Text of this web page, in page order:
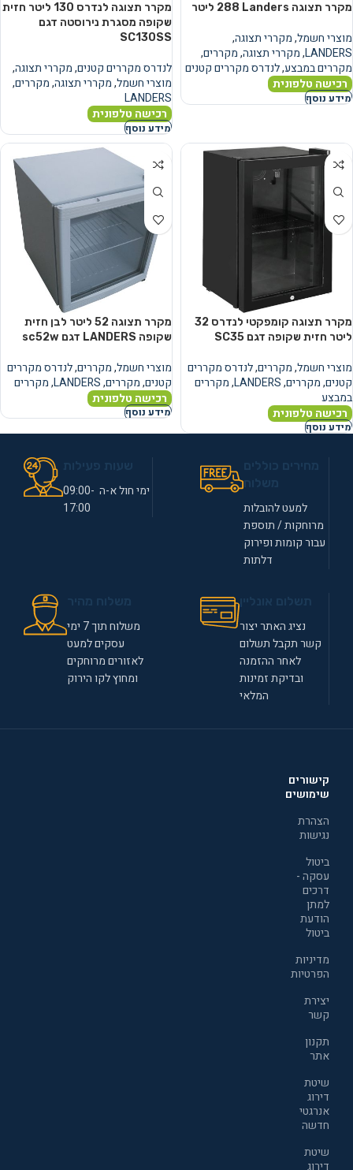
מקרר תצוגה Landers ‏288 ‏ליטר
מוצרי חשמל,מקררי תצוגה,
LANDERS
,מקררי תצוגה,מקררים,
מקררים במבצע,לנדרס מקררים קטנים
רכישה טלפונית
מידע נוסף
מקרר תצוגה לנדרס ‏130 ‏ליטר חזית
שקופה מסגרת נירוסטה דגם
SC130SS
לנדרס מקררים קטנים,מקררי תצוגה,
מוצרי חשמל,מקררי תצוגה,מקררים,
LANDERS
רכישה טלפונית
מידע נוסף
מקרר תצוגה קומפקטי לנדרס ‏32
‏ליטר חזית שקופה דגם SC35
מוצרי חשמל,מקררים,לנדרס מקררים
קטנים,מקררים,
LANDERS
,מקררים
במבצע
רכישה טלפונית
מידע נוסף
מקרר תצוגה ‏52 ‏ליטר לבן חזית
שקופה LANDERS דגם sc52w
מוצרי חשמל,מקררים,לנדרס מקררים
קטנים,מקררים,
LANDERS
,מקררים
רכישה טלפונית
מידע נוסף
למעט להובלות
מרוחקות / תוספת
עבור קומות ופירוק
דלתות
ימי חול א-ה 09:00-
17:00
נציג האתר יצור
קשר תקבל תשלום
לאחר ההזמנה
ובדיקת זמינות
המלאי
משלוח תוך 7 ימי
עסקים למעט
לאזורים מרוחקים
ומחוץ לקו הירוק
קישורים
שימושים
הצהרת
נגישות
ביטול
עסקה -
דרכים
למתן
הודעת
ביטול
מדיניות
הפרטיות
יצירת
קשר
תקנון
אתר
שיטת
דירוג
אנרגטי
חדשה
שיטת
דירוג